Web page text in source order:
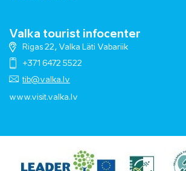
Valka tourist infocenter
Rigas 22, Valka Läti Vabariik
+371 6472 5522
tib@valka.lv
www.visit.valka.lv